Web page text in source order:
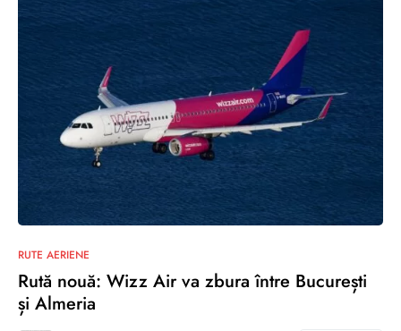
RUTE AERIENE
Rută nouă: Wizz Air va zbura între București
și Almeria